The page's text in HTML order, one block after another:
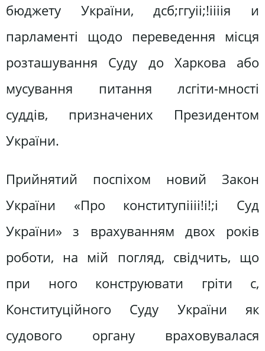
бюджету України, дсб;ггуіі;!іііія и
парламенті щодо переведення місця
розташування Суду до Харкова або
мусування питання лсгіти-мності
суддів, призначених Президентом
України.
Прийнятий поспіхом новий Закон
України «Про конститупіііі!і!;і Суд
України» з врахуванням двох років
роботи, на мій погляд, свідчить, що
при ного конструювати гріти с,
Конституційного Суду України як
судового органу враховувалася